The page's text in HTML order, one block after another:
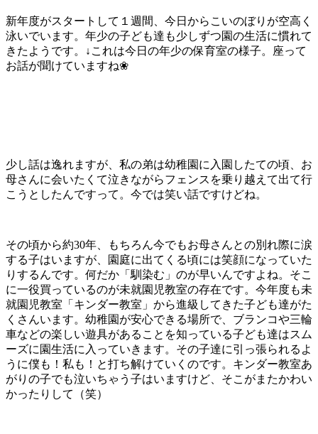
新年度がスタートして１週間、今日からこいのぼりが空高く
泳いでいます。年少の子ども達も少しずつ園の生活に慣れて
きたようです。↓これは今日の年少の保育室の様子。座って
お話が聞けていますね❀
少し話は逸れますが、私の弟は幼稚園に入園したての頃、お
母さんに会いたくて泣きながらフェンスを乗り越えて出て行
こうとしたんですって。今では笑い話ですけどね。
その頃から約30年、もちろん今でもお母さんとの別れ際に涙
する子はいますが、園庭に出てくる頃には笑顔になっていた
りするんです。何だか「馴染む」のが早いんですよね。そこ
に一役買っているのが未就園児教室の存在です。今年度も未
就園児教室「キンダー教室」から進級してきた子ども達がた
くさんいます。幼稚園が安心できる場所で、ブランコや三輪
車などの楽しい遊具があることを知っている子ども達はスム
ーズに園生活に入っていきます。その子達に引っ張られるよ
うに僕も！私も！と打ち解けていくのです。キンダー教室あ
がりの子でも泣いちゃう子はいますけど、そこがまたかわい
かったりして（笑）